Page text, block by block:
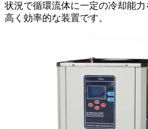
状況で循環流体に一定の冷却能
高く効率的な装置です。